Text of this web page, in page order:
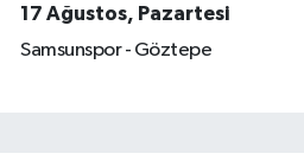
17 Ağustos, Pazartesi
Samsunspor - Göztepe